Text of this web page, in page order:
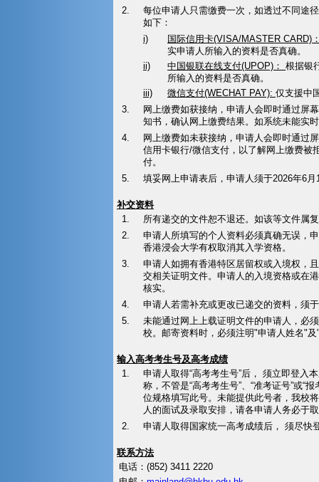
2.
每位申请人只需缴费一次，如透过不同途
如下：
i)
国际信用卡(VISA/MASTER CARD)
实申请人所输入的资料是否真确。
ii)
中国银联在线支付(UPOP)： 根据银
所输入的资料是否真确。
iii)
微信支付(WECHAT PAY): 仅支援中
3.
网上缴费如获接纳，申请人会即时通过屏
知书，确认网上缴费结果。如系统未能实
4.
网上缴费如未获接纳，申请人会即时通过
信用卡银行/微信支付，以了解网上缴费被
付。
5.
填妥网上申请表后，申请人须于2026年6
补交资料
1.
所有递交的文件恕不退还。如该等文件属
2.
申请人所填写的个人资料必须真确无误，
香港浸会大学有权取消其入学资格。
3.
申请人如拥有香港特区居留权或入境权，
交相关证明文件。申请人的入境资格或在
核实。
4.
申请人若需补充或更改已递交的资料，须于
5.
未能通过网上上载证明文件的申请人，必
校。邮寄资料时，必须注明"申请人姓名"
输入高考考生号及高考成绩
1.
申请人取得“高考考生号”后， 须立即登入
称，不管是“高考考生号”、“准考证号”或“
位规格填写此号。未能提供此号者，我校
人的面试及录取安排，请各申请人务必于
2.
申请人取得国家统一高考成绩后， 须尽快
联系方法
电话：(852) 3411 2220